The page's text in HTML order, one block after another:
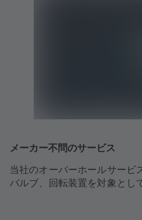
メーカー不問のサービス
当社のオーバーホールサービ
バルブ、回転装置を対象とし